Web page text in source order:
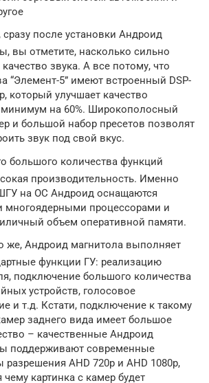
сразу после установки Андроид
вы отметите, насколько сильно
звука. А все потому, что
“Элемент-5” имеют встроенный DSP-
который улучшает качество
минимум на 60%. Широкополосный
и большой набор пресетов позволят
звук под свой вкус.
большого количества функций
производительность. Именно
на ОС Андроид оснащаются
процессорами и
объем оперативной памяти.
же, Андроид магнитола выполняет
функции ГУ: реализацию
подключение большого количества
устройств, голосовое
и т.д. Кстати, подключение к такому
заднего вида имеет большое
– качественные Андроид
поддерживают современные
разрешения AHD 720p и AHD 1080p,
чему картинка с камер будет